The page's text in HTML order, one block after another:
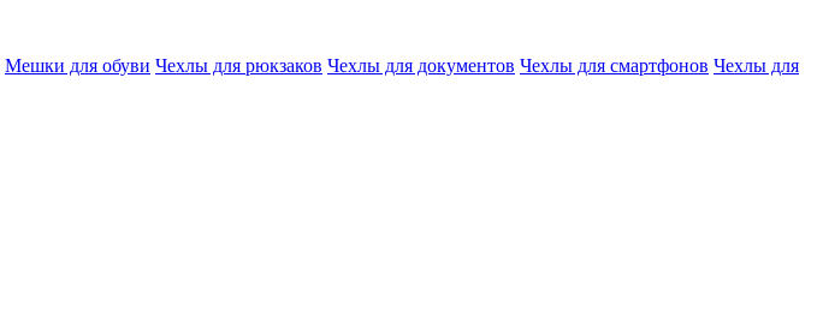
Мешки для обуви Чехлы для рюкзаков Чехлы для документов Чехлы для смартфонов Чехлы для